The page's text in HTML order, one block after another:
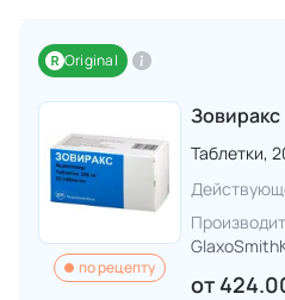
Original
по рецепту
Зовиракс
Таблетки,
от